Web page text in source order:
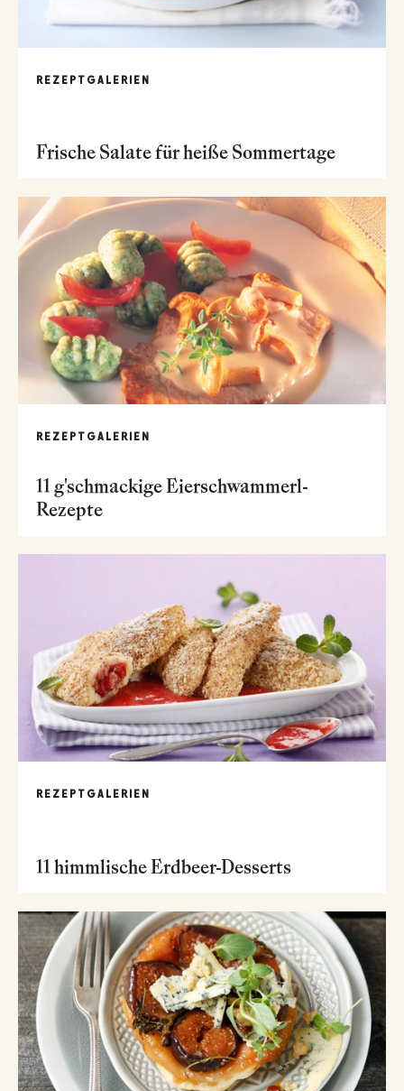
REZEPTGALERIEN
Frische Salate für heiße Sommertage
REZEPTGALERIEN
11 g'schmackige Eierschwammerl-
Rezepte
REZEPTGALERIEN
11 himmlische Erdbeer-Desserts